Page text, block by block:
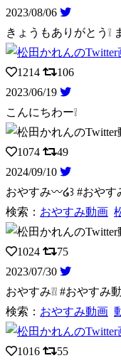
2023/08/06
きょうもありがとう
1214
106
2023/06/19
こんにちわー❕
1074
49
2024/09/10
おやすみ〰️໒꒱ #おや
検索： おやすみ動画
1024
75
2023/07/30
おやすみ❕❕ #おやす
検索： おやすみ動画
1016
55